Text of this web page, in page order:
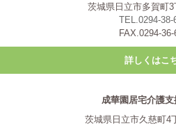
茨城県日立市多賀町
TEL.0294-38-
FAX.0294-36-
詳しくはこ
成華園居宅介護
茨城県日立市久慈町4